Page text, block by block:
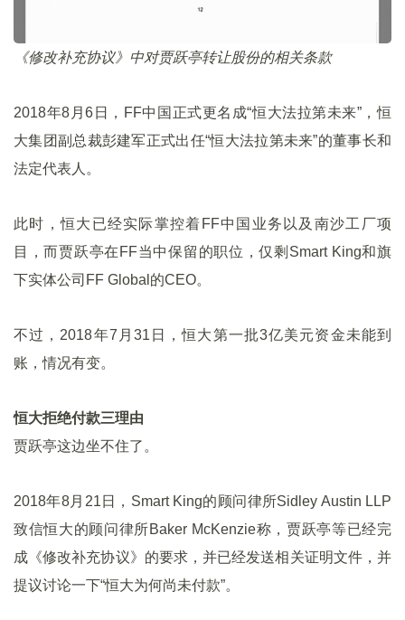
《修改补充协议》中对贾跃亭转让股份的相关条款
2018年8月6日，FF中国正式更名成“恒大法拉第未来”，恒
大集团副总裁彭建军正式出任“恒大法拉第未来”的董事长和
法定代表人。
此时，恒大已经实际掌控着FF中国业务以及南沙工厂项
目，而贾跃亭在FF当中保留的职位，仅剩Smart King和旗
下实体公司FF Global的CEO。
不过，2018年7月31日，恒大第一批3亿美元资金未能到
账，情况有变。
恒大拒绝付款三理由
贾跃亭这边坐不住了。
2018年8月21日，Smart King的顾问律所Sidley Austin LLP
致信恒大的顾问律所Baker McKenzie称，贾跃亭等已经完
成《修改补充协议》的要求，并已经发送相关证明文件，并
提议讨论一下“恒大为何尚未付款”。